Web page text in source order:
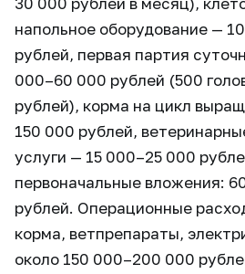
напольное оборудование —
рублей, первая партия
000–60 000 рублей (500
рублей), корма на цикл
150 000 рублей,
услуги — 15 000–25 000
первоначальные вложения:
рублей. Операционные
корма, ветпрепараты,
около 150 000–200 000